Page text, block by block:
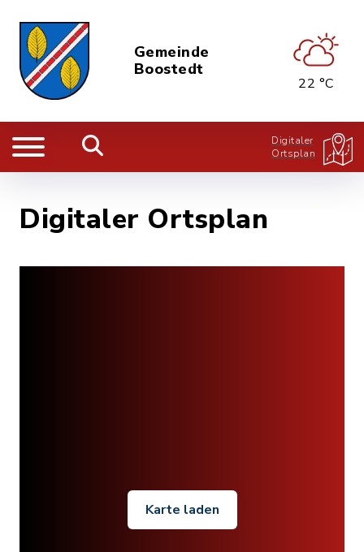
Gemeinde
Boostedt
22 °C
Digitaler
Ortsplan
Digitaler Ortsplan
Karte laden